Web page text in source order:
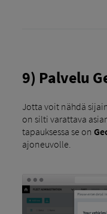
9) Palvelu
Jotta voit nähdä
on silti varattava
tapauksessa se on
ajoneuvolle.